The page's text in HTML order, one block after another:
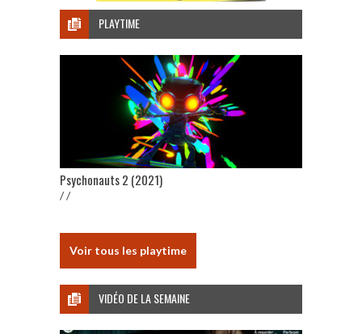
PLAYTIME
Psychonauts 2 (2021)
/ /
Voir tous les playtime
VIDÉO DE LA SEMAINE